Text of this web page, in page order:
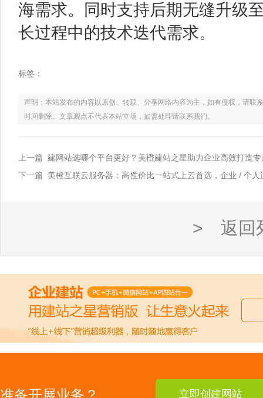
海需求。同时支持后期无缝升级
长过程中的技术迭代需求。
标签：
声明：本站发布的内容以原创、转载、分享网络内容为主，如有侵权，请
时间删除。文章观点不代表本站立场，如需处理请联系我们。
上一篇 建网站选哪个平台更好？美橙建站之星助力企业高效打造
下一篇 美橙互联云服务器：高性价比一站式上云首选，企业 / 个人
> 返回
准备开展业务？ 立即创建网站